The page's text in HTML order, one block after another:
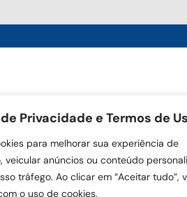
Privacidade e Termos de
para melhorar sua experiência de
veicular anúncios ou conteúdo
tráfego. Ao clicar em “Aceitar tudo”,
o uso de cookies.